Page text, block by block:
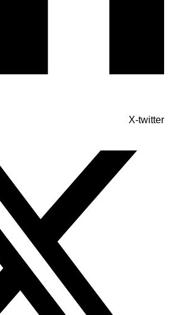
X-twitter